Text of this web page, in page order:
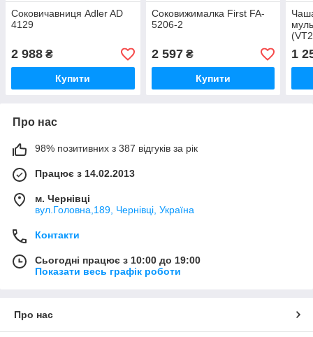
Соковичавниця Adler AD
4129
2 988 ₴
Купити
Соковижималка First FA-
5206-2
2 597₴
Купити
1
Про нас
98% позитивних з 387 відгуків за рік
Працює з 14.02.2013
м. Чернівці
вул.Головна,189, Чернівці, Україна
Контакти
Сьогодні працює з 10:00 до 19:00
Показати весь графік роботи
Про нас